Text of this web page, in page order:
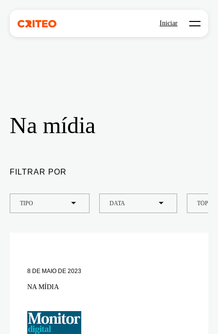
Iniciar Open
Na mídia
FILTRAR POR
TIPO DATA
8 DE MAIO DE 2023
NA MÍDIA